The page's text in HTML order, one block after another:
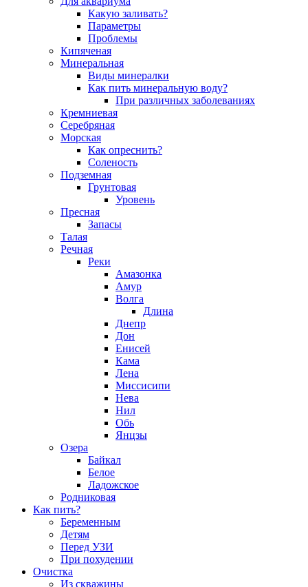
Какую заливать?
Параметры
Проблемы
Кипяченая
Минеральная
Виды минералки
Как пить минеральную воду?
При различных заболеваниях
Кремниевая
Серебряная
Морская
Как опреснить?
Соленость
Подземная
Грунтовая
Уровень
Пресная
Запасы
Талая
Речная
Реки
Амазонка
Амур
Волга
Длина
Днепр
Дон
Енисей
Кама
Лена
Миссисипи
Нева
Нил
Обь
Янцзы
Озера
Байкал
Белое
Ладожское
Родниковая
Как пить?
Беременным
Детям
Перед УЗИ
При похудении
Очистка
Из скважины